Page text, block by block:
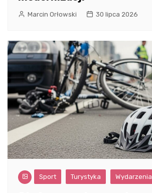
Marcin Orłowski 30 lipca 2026
Sport Turystyka Wydarzenia